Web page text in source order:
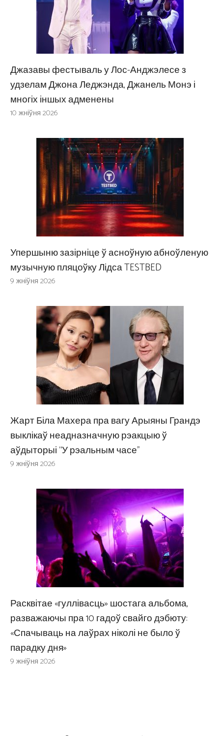
Джазавы фестываль у Лос-Анджэлесе з
удзелам Джона Леджэнда, Джанель Монэ і
многіх іншых адменены
10 жніўня 2026
Упершыню зазірніце ў асноўную абноўленую
музычную пляцоўку Лідса TESTBED
9 жніўня 2026
Жарт Біла Махера пра вагу Арыяны Грандэ
выклікаў неадназначную рэакцыю ў
аўдыторыі “У рэальным часе”
9 жніўня 2026
Расквітае «гуллівасць» шостага альбома,
разважаючы пра 10 гадоў свайго дэбюту:
«Спачываць на лаўрах ніколі не было ў
парадку дня»
9 жніўня 2026